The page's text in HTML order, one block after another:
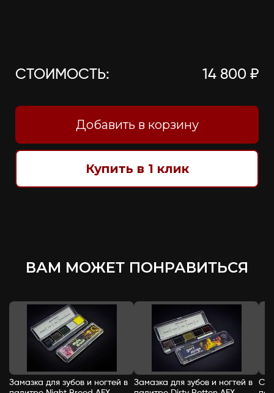
СТОИМОСТЬ: 14 800 ₽
Добавить в корзину
Купить в 1 клик
ВАМ МОЖЕТ ПОНРАВИТЬСЯ
Замазка для зубов и ногтей в
Замазка для зубов и ногтей в